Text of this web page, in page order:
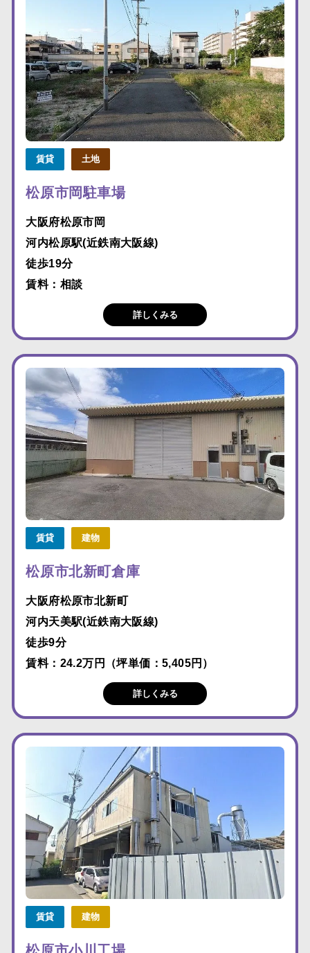
賃貸 土地
松原市岡駐車場
大阪府松原市岡
河内松原駅(近鉄南大阪線)
徒歩19分
賃料：相談
詳しくみる
賃貸 建物
松原市北新町倉庫
大阪府松原市北新町
河内天美駅(近鉄南大阪線)
徒歩9分
賃料：24.2万円（坪単価：5,405円）
詳しくみる
賃貸 建物